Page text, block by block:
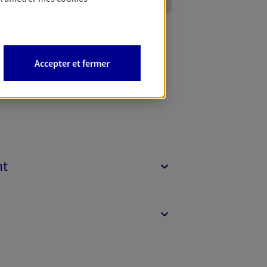
Accepter et fermer